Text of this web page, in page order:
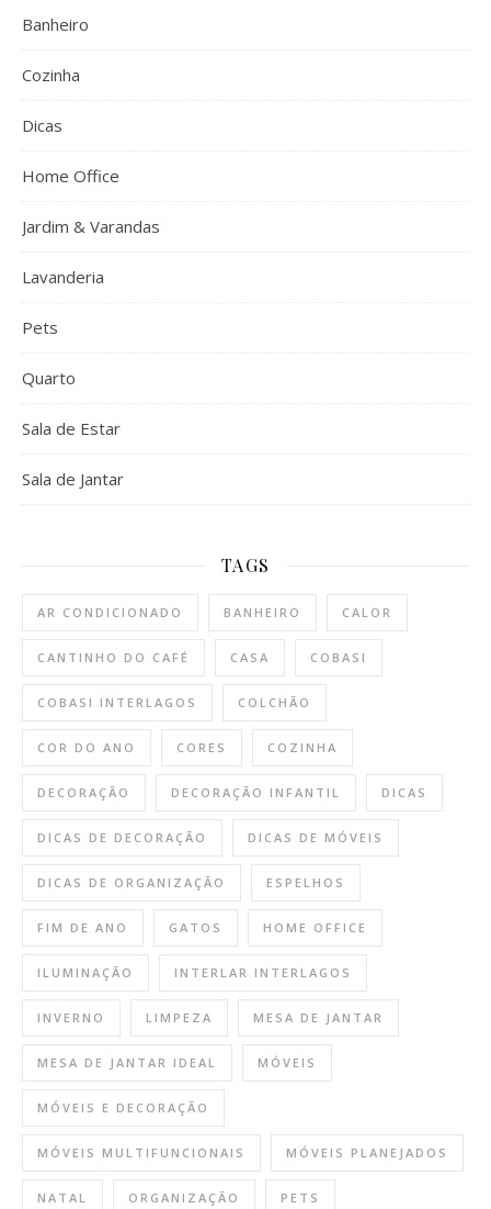
Banheiro
Cozinha
Dicas
Home Office
Jardim & Varandas
Lavanderia
Pets
Quarto
Sala de Estar
Sala de Jantar
TAGS
AR CONDICIONADO BANHEIRO CALOR
CANTINHO DO CAFÉ CASA COBASI
COBASI INTERLAGOS COLCHÃO
COR DO ANO CORES COZINHA
DECORAÇÃO DECORAÇÃO INFANTIL DICAS
DICAS DE DECORAÇÃO DICAS DE MÓVEIS
DICAS DE ORGANIZAÇÃO ESPELHOS
FIM DE ANO GATOS HOME OFFICE
ILUMINAÇÃO INTERLAR INTERLAGOS
INVERNO LIMPEZA MESA DE JANTAR
MESA DE JANTAR IDEAL MÓVEIS
MÓVEIS E DECORAÇÃO
MÓVEIS MULTIFUNCIONAIS MÓVEIS PLANEJADOS
NATAL ORGANIZAÇÃO PETS